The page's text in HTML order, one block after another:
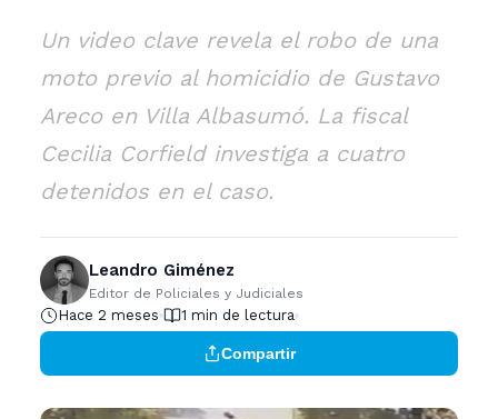
Un video clave revela el robo de una
moto previo al homicidio de Gustavo
Areco en Villa Albasumó. La fiscal
Cecilia Corfield investiga a cuatro
detenidos en el caso.
Leandro Giménez
Editor de Policiales y Judiciales
Hace 2 meses 1 min de lectura
Compartir